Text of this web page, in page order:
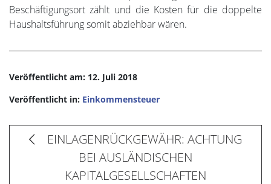
Beschäftigungsort zählt und die Kosten für die doppelte
Haushaltsführung somit abziehbar wären.
Veröffentlicht am: 12. Juli 2018
Veröffentlicht in: Einkommensteuer
EINLAGENRÜCKGEWÄHR: ACHTUNG
BEI AUSLÄNDISCHEN
KAPITALGESELLSCHAFTEN